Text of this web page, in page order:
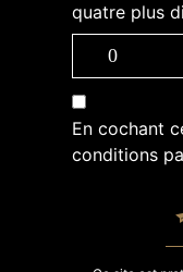
quatre plus
En cochant
conditions